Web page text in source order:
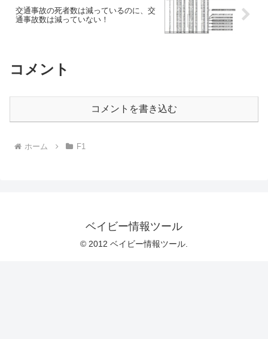
交通事故の死者数は減っているのに、交
通事故数は減っていない！
コメント
コメントを書き込む
ホーム F1
ベイビー情報ツール
© 2012 ベイビー情報ツール.